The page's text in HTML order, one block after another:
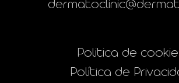
Politica de
Política de